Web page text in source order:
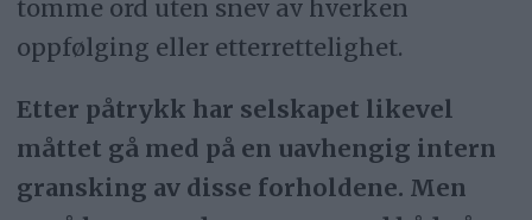
tomme ord uten snev av hverken
oppfølging eller etterrettelighet.
Etter påtrykk har selskapet likevel
måttet gå med på en uavhengig intern
gransking av disse forholdene. Men